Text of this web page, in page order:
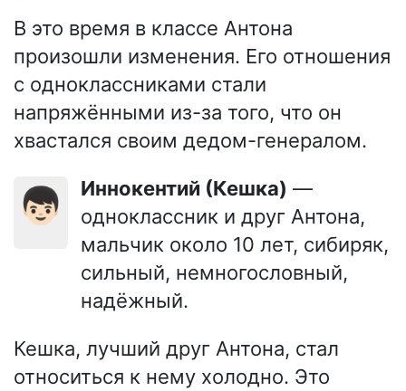
В это время в классе Антона
произошли изменения. Его отношения
с одноклассниками стали
напряжёнными из-за того, что он
хвастался своим дедом-генералом.
👦🏻 Иннокентий (Кешка) —
одноклассник и друг Антона,
мальчик около 10 лет, сибиряк,
сильный, немногословный,
надёжный.
Кешка, лучший друг Антона, стал
относиться к нему холодно. Это